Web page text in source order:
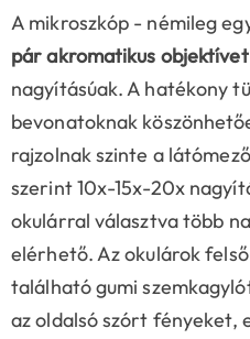
A mikroszkóp - némileg
pár akromatikus objektívet
nagyításúak. A hatékony
bevonatoknak
rajzolnak szinte a
szerint 10x-15x-20x
okulárral választva több
elérhető. Az okulárok
található gumi
az oldalsó szórt fényeket,